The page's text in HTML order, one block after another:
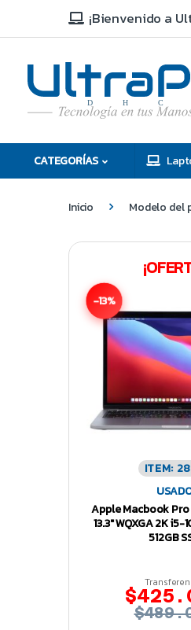
¡Bienvenido a
C
H
D
CATEGORÍAS
Inicio Modelo del
-13%
ITEM:
Apple Macbook
13.3″ WQXGA 2K i5-
512GB